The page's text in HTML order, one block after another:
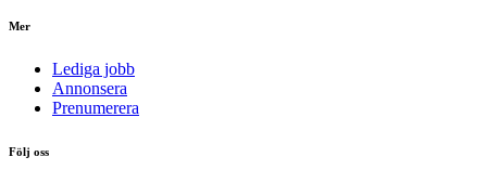
Mer
Lediga jobb
Annonsera
Prenumerera
Följ oss